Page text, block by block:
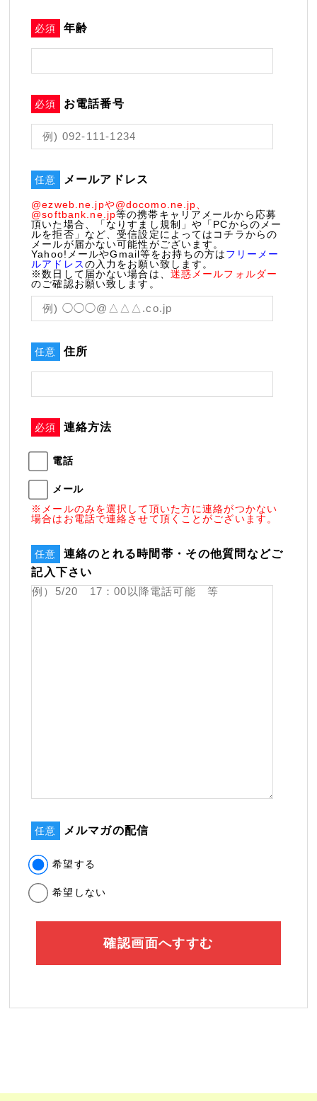
必須 年齢
必須 お電話番号
任意 メールアドレス
@ezweb.ne.jpや@docomo.ne.jp、
@softbank.ne.jp等の携帯キャリアメールから応募
頂いた場合、「なりすまし規制」や「PCからのメー
ルを拒否」など、受信設定によってはコチラからの
メールが届かない可能性がございます。
Yahoo!メールやGmail等をお持ちの方はフリーメー
ルアドレスの入力をお願い致します。
※数日して届かない場合は、 迷惑メールフォルダー
のご確認お願い致します。
任意 住所
必須 連絡方法
電話
メール
※メールのみを選択して頂いた方に連絡がつかない
場合はお電話で連絡させて頂くことがございます。
任意
連絡のとれる時間帯・その他質問などご
記入下さい
任意 メルマガの配信
希望する
希望しない